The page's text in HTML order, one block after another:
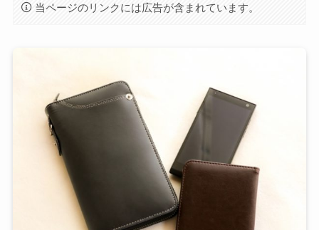
当ページのリンクには広告が含まれています。